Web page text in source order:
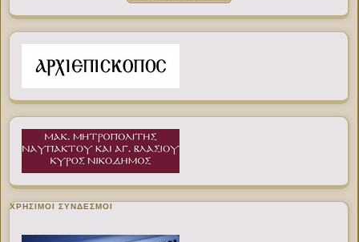
ΧΡΉΣΙΜΟΙ ΣΎΝΔΕΣΜΟΙ